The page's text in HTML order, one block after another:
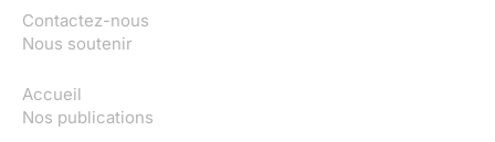
Contactez-nous
Nous soutenir
Accueil
Nos publications